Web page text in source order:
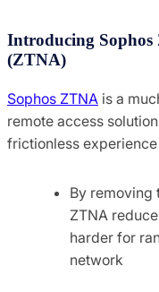
Introducing Sophos
(ZTNA)
Sophos ZTNA is a
remote access
frictionless
By removing
ZTNA
harder for
network